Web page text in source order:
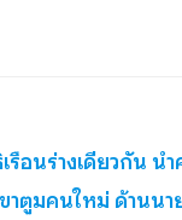
นร่างเดียวกัน นำ
ตูมคนใหม่ ด้านน